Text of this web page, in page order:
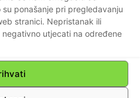
ponašanje pri pregledavanju
stranici. Nepristanak ili
utjecati na određene
nas
Theme by TagDiv